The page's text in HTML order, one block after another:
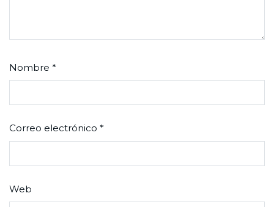
Nombre *
Correo electrónico *
Web